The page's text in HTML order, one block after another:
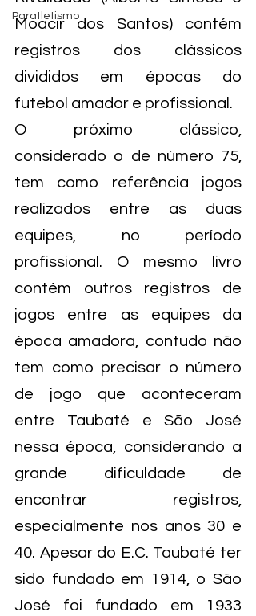
Paratletismo
Moacir dos Santos) contém
registros dos clássicos
divididos em épocas do
futebol amador e profissional.
O próximo clássico,
considerado o de número 75,
tem como referência jogos
realizados entre as duas
equipes, no período
profissional. O mesmo livro
contém outros registros de
jogos entre as equipes da
época amadora, contudo não
tem como precisar o número
de jogo que aconteceram
entre Taubaté e São José
nessa época, considerando a
grande dificuldade de
encontrar registros,
especialmente nos anos 30 e
40. Apesar do E.C. Taubaté ter
sido fundado em 1914, o São
José foi fundado em 1933